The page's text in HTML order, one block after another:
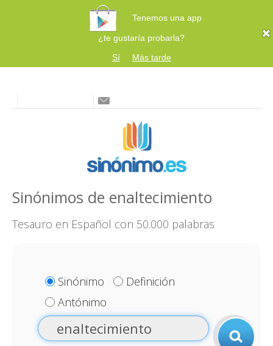
Tenemos una app
¿te gustaría probarla?
Sí
Más tarde
Sinónimos de enaltecimiento
Tesauro en Español con 50.000 palabras
Sinónimo
Definición
Antónimo